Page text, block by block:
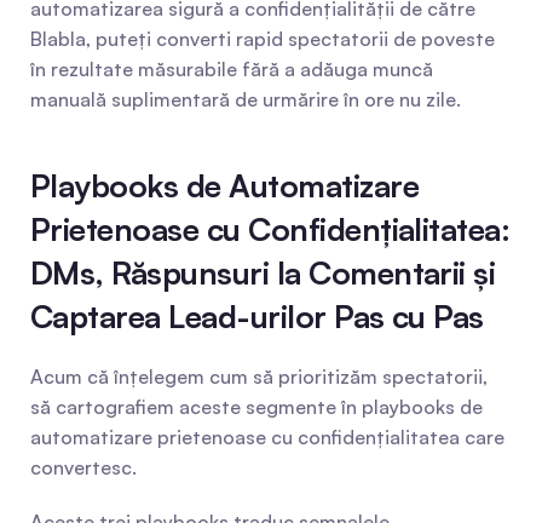
automatizarea sigură a confidențialității de către
Blabla, puteți converti rapid spectatorii de poveste
în rezultate măsurabile fără a adăuga muncă
manuală suplimentară de urmărire în ore nu zile.
Playbooks de Automatizare
Prietenoase cu Confidențialitatea:
DMs, Răspunsuri la Comentarii și
Captarea Lead-urilor Pas cu Pas
Acum că înțelegem cum să prioritizăm spectatorii,
să cartografiem aceste segmente în playbooks de
automatizare prietenoase cu confidențialitatea care
convertesc.